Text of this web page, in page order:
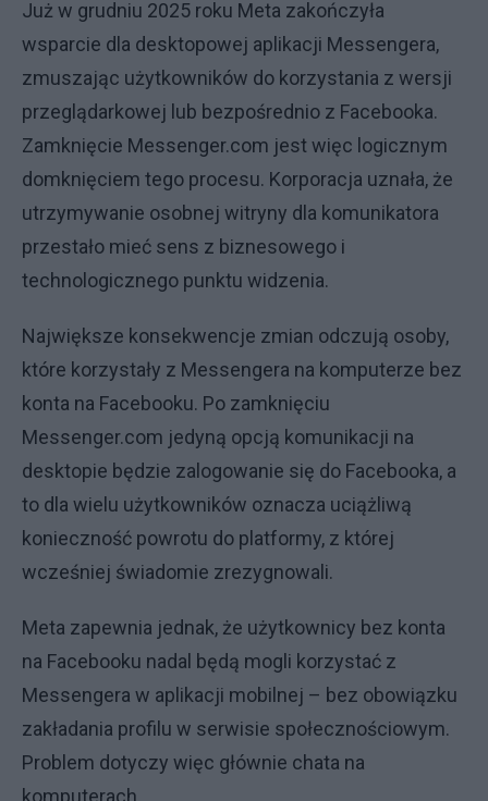
Już w grudniu 2025 roku Meta zakończyła
wsparcie dla desktopowej aplikacji Messengera,
zmuszając użytkowników do korzystania z wersji
przeglądarkowej lub bezpośrednio z Facebooka.
Zamknięcie Messenger.com jest więc logicznym
domknięciem tego procesu. Korporacja uznała, że
utrzymywanie osobnej witryny dla komunikatora
przestało mieć sens z biznesowego i
technologicznego punktu widzenia.
Największe konsekwencje zmian odczują osoby,
które korzystały z Messengera na komputerze bez
konta na Facebooku. Po zamknięciu
Messenger.com jedyną opcją komunikacji na
desktopie będzie zalogowanie się do Facebooka, a
to dla wielu użytkowników oznacza uciążliwą
konieczność powrotu do platformy, z której
wcześniej świadomie zrezygnowali.
Meta zapewnia jednak, że użytkownicy bez konta
na Facebooku nadal będą mogli korzystać z
Messengera w aplikacji mobilnej – bez obowiązku
zakładania profilu w serwisie społecznościowym.
Problem dotyczy więc głównie chata na
komputerach.